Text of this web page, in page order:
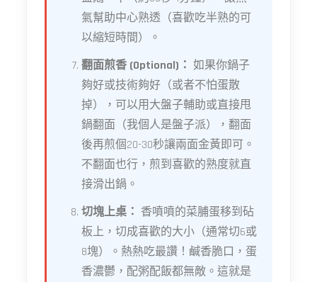
氣幫助中心熟透（喜歡吃半熟的可
以縮短時間）。
翻面煎香 (Optional)： 如果你鍋子
夠好或技術夠好（或者不怕蛋散
掉），可以用大盤子輔助或直接甩
鍋翻面（我個人是盤子派），翻面
後再煎個20-30秒讓兩面金黃即可。
不翻面也行，煎到喜歡的熟度就直
接滑出鍋。
切塊上桌： 香噴噴的菜脯蛋移到砧
板上，切成喜歡的大小（通常切6或
8塊）。熱熱吃最讚！鹹香脆口，蛋
香濃鬱，配粥配飯都無敵。這就是